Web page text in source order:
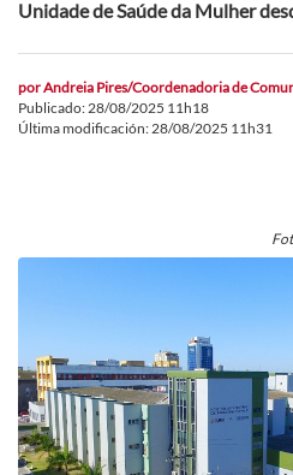
Unidade de Saúde da Mulher
porAndreia Pires/Coordenadoria de
Publicado: 28/08/2025 11h18
Última modificación: 28/08/2025 11h31